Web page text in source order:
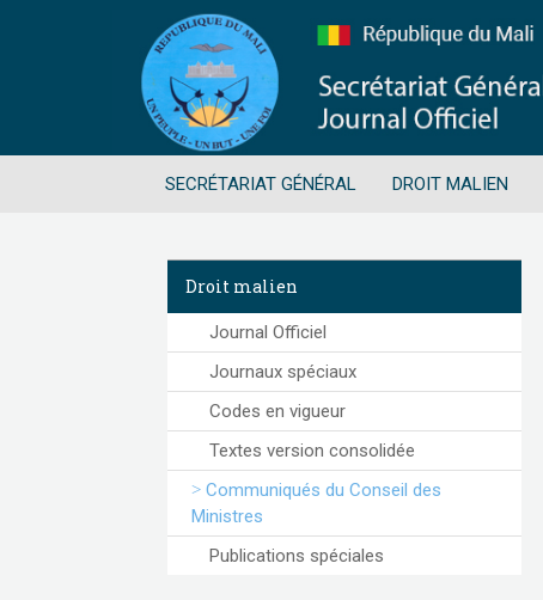
SECRÉTARIAT GÉNÉRAL DROIT MALIEN
Droit malien
Journal Officiel
Journaux spéciaux
Codes en vigueur
Textes version consolidée
Communiqués du Conseil des
Ministres
Publications spéciales